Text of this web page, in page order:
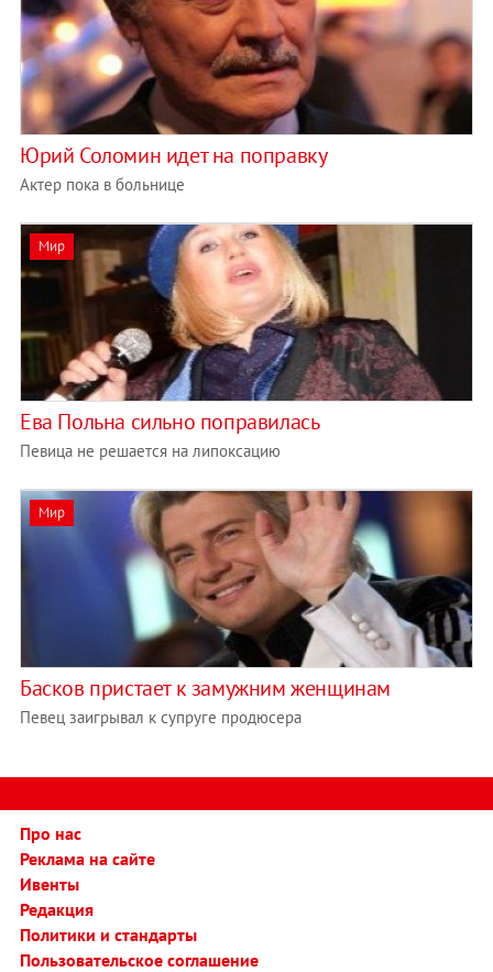
Юрий Соломин идет на поправку
Актер пока в больнице
Мир
Ева Польна сильно поправилась
Певица не решается на липоксацию
Мир
Басков пристает к замужним женщинам
Певец заигрывал к супруге продюсера
Про нас
Реклама на сайте
Ивенты
Редакция
Политики и стандарты
Пользовательское соглашение